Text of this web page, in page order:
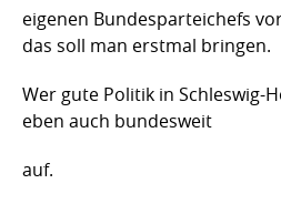
eigenen Bundesparteichefs
das soll man erstmal bringen.
Wer gute Politik in Schleswig-
eben auch bundesweit
auf.